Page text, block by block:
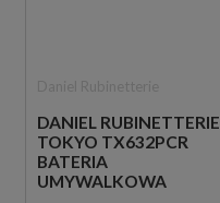
DANIEL RUBINETTERIE
TOKYO TX632PCR
BATERIA
UMYWALKOWA